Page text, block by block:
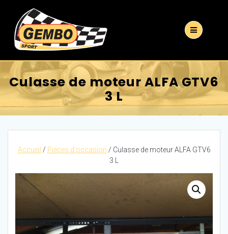
Culasse de moteur ALFA GTV6
3 L
Accueil / Pièces d'occasion / Culasse de moteur ALFA GTV6
3 L